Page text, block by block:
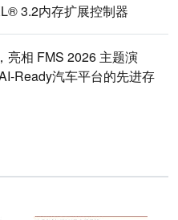
3.2内存扩展控制器
亮相 FMS 2026 主题演
Ready汽车平台的先进存